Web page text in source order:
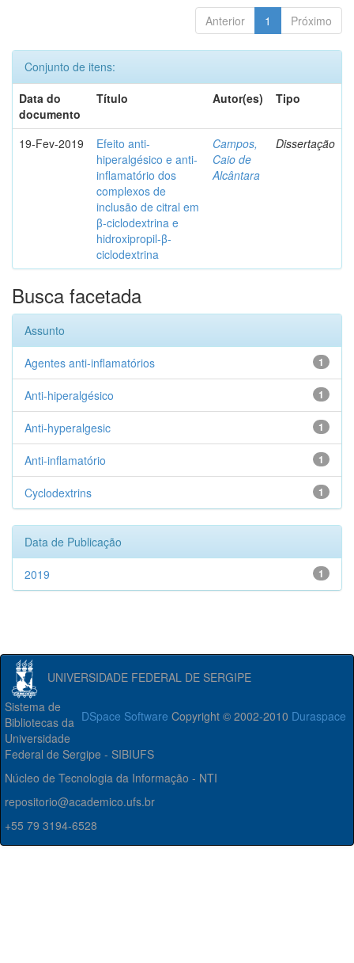
Anterior 1 Próximo
Conjunto de itens:
Data do
documento
Título Autor(es) Tipo
19-Fev-2019
Efeito anti-
hiperalgésico e anti-
inflamatório dos
complexos de
inclusão de citral em
β-ciclodextrina e
hidroxipropil-β-
ciclodextrina
Campos,
Caio de
Alcântara
Dissertação
Busca facetada
Assunto
1
Agentes anti-inflamatórios
1
Anti-hiperalgésico
1
Anti-hyperalgesic
1
Anti-inflamatório
1
Cyclodextrins
Data de Publicação
1
2019
UNIVERSIDADE FEDERAL DE SERGIPE
DSpace Software Copyright © 2002-2010 Duraspace
Sistema de
Bibliotecas da
Universidade
Federal de Sergipe - SIBIUFS
Núcleo de Tecnologia da Informação - NTI
repositorio@academico.ufs.br
+55 79 3194-6528